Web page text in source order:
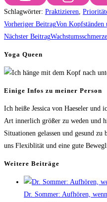
Schlagwörter: Praktizieren,
Weitere
Artikel
ansehen
Vorheriger BeitragVon Kopfständen
Nächster Beitrag
Yoga Queen
Einige Infos zu meiner Person
Ich heiße Jessica von Haeseler und
Art innerlich größer zu weden und
Situationen gelassen und gesund
uns Flexiblität und eine gute
Weitere Beiträge
Dr. Sommer: Aufhören,